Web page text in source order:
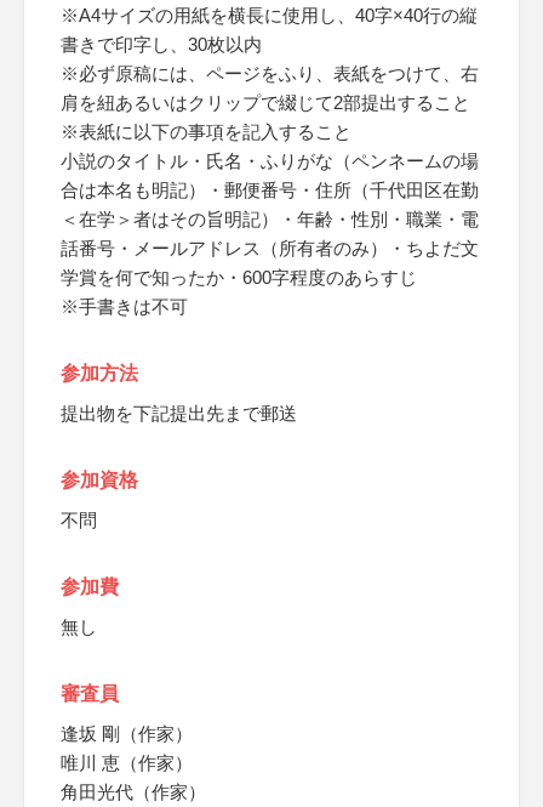
※A4サイズの用紙を横長に使用し、40字×40行の縦
書きで印字し、30枚以内
※必ず原稿には、ページをふり、表紙をつけて、右
肩を紐あるいはクリップで綴じて2部提出すること
※表紙に以下の事項を記入すること
小説のタイトル・氏名・ふりがな（ペンネームの場
合は本名も明記）・郵便番号・住所（千代田区在勤
＜在学＞者はその旨明記）・年齢・性別・職業・電
話番号・メールアドレス（所有者のみ）・ちよだ文
学賞を何で知ったか・600字程度のあらすじ
※手書きは不可
参加方法
提出物を下記提出先まで郵送
参加資格
不問
参加費
無し
審査員
逢坂 剛（作家）
唯川 恵（作家）
角田光代（作家）